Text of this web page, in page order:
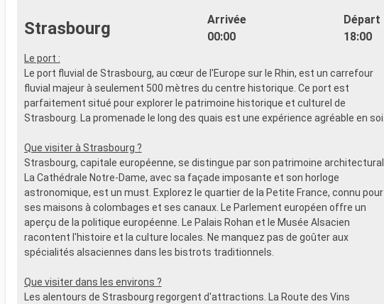
Strasbourg
Arrivée
00:00
Départ
18:00
Le port :
Le port fluvial de Strasbourg, au cœur de l'Europe sur le Rhin, est un carrefour
fluvial majeur à seulement 500 mètres du centre historique. Ce port est
parfaitement situé pour explorer le patrimoine historique et culturel de
Strasbourg. La promenade le long des quais est une expérience agréable en soi.
Que visiter à Strasbourg ?
Strasbourg, capitale européenne, se distingue par son patrimoine architectural.
La Cathédrale Notre-Dame, avec sa façade imposante et son horloge
astronomique, est un must. Explorez le quartier de la Petite France, connu pour
ses maisons à colombages et ses canaux. Le Parlement européen offre un
aperçu de la politique européenne. Le Palais Rohan et le Musée Alsacien
racontent l'histoire et la culture locales. Ne manquez pas de goûter aux
spécialités alsaciennes dans les bistrots traditionnels.
Que visiter dans les environs ?
Les alentours de Strasbourg regorgent d'attractions. La Route des Vins